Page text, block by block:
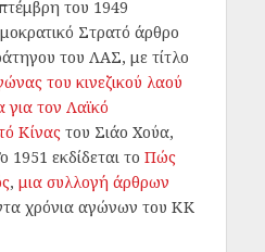
του 1949
Στρατό άρθρο
του ΛΑΣ, με τίτλο
του κινεζικού λαού
για τον Λαϊκό
Κίναςτου Σιάο Χούα,
εκδίδεται το Πώς
, μια συλλογή άρθρων
χρόνια αγώνων του ΚΚ